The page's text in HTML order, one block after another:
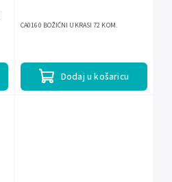
Dodaj u košaricu
CA0160 BOŽIĆNI UKRASI 72 KOM.